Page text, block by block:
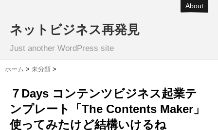
About
ネットビジネス再発見
Just another WordPress site
ホーム > 未分類 >
７Days コンテンツビジネス起業テ
ンプレート「The Contents Maker」
使ってみたけど結構いけるね